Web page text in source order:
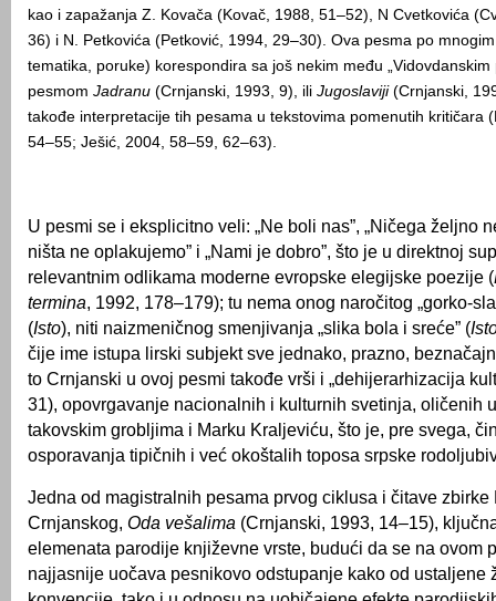
kao i zapažanja Z. Kovača (Kovač, 1988, 51–52), N Cvetkovića
36) i N. Petkovića (Petković, 1994, 29–30). Ova pesma po
tematika, poruke) korespondira sa još nekim među „Vidovdanskim
pesmom Jadranu (Crnjanski, 1993, 9), ili Jugoslaviji(Crnjanski,
takođe interpretacije tih pesama u tekstovima pomenutih kritičara
54–55; Ješić, 2004, 58–59, 62–63).
U pesmi se i eksplicitno veli: „Ne boli nas”, „Ničega željno
ništa ne oplakujemo” i „Nami je dobro”, što je u direktnoj
relevantnim odlikama moderne evropske elegijske poezije (
termina, 1992, 178–179); tu nema onog naročitog „gorko-
(Isto), niti naizmeničnog smenjivanja „slika bola i sreće” (
čije ime istupa lirski subjekt sve jednako, prazno,
to Crnjanski u ovoj pesmi takođe vrši i „dehijerarhizacija
31), opovrgavanje nacionalnih i kulturnih svetinja, oličenih
takovskim grobljima i Marku Kraljeviću, što je, pre svega,
osporavanja tipičnih i već okoštalih toposa srpske
Jedna od magistralnih pesama prvog ciklusa i čitave zbirke
Crnjanskog, Oda vešalima (Crnjanski, 1993, 14–15),
elemenata parodije književne vrste, budući da se na ovom
najjasnije uočava pesnikovo odstupanje kako od ustaljene